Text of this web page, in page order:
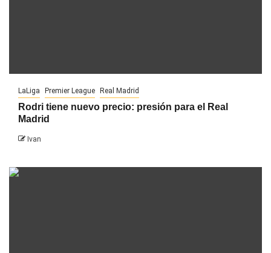
LaLiga Premier League Real Madrid
Rodri tiene nuevo precio: presión para el Real
Madrid
Ivan